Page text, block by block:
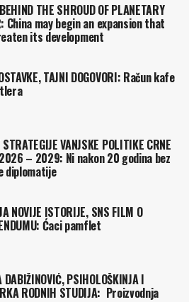
THE SHROUD OF PLANETARY
China may begin an expansion that
its development
TAJNI DOGOVORI: Račun kafe
VANJSKE POLITIKE CRNE
– 2029: Ni nakon 20 godina bez
diplomatije
NOVIJE ISTORIJE, SNS FILM O
Ćaci pamflet
DABIŽINOVIĆ, PSIHOLOŠKINJA I
RODNIH STUDIJA: Proizvodnja